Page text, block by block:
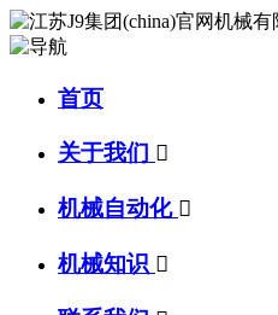
首页
关于我们 
机械自动化 
机械知识 